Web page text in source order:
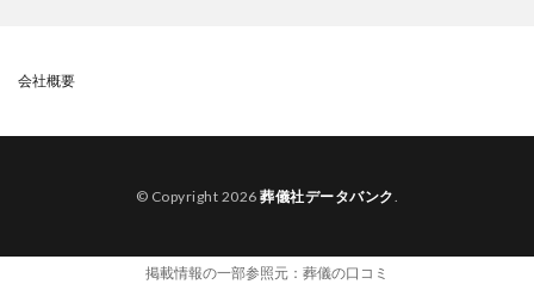
会社概要
© Copyright 2026葬儀社データバンク.
掲載情報の一部参照元： 葬儀の口コミ